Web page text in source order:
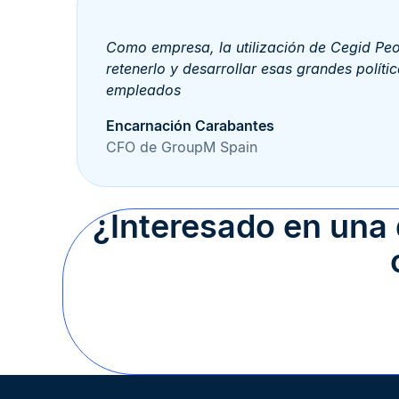
Como empresa, la utilización de Cegid
retenerlo y desarrollar esas grandes
empleados
Encarnación Carabantes
CFO de GroupM Spain
¿Interesado en